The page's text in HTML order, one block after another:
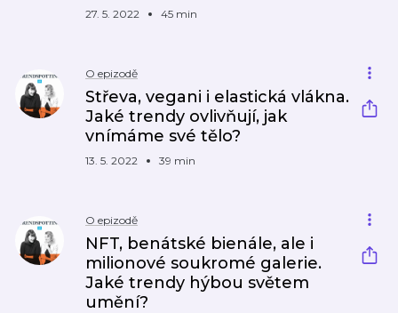
27. 5. 2022 45 min
O epizodě
Střeva, vegani i elastická vlákna.
Jaké trendy ovlivňují, jak
vnímáme své tělo?
13. 5. 2022 39 min
O epizodě
NFT, benátské bienále, ale i
milionové soukromé galerie.
Jaké trendy hýbou světem
umění?